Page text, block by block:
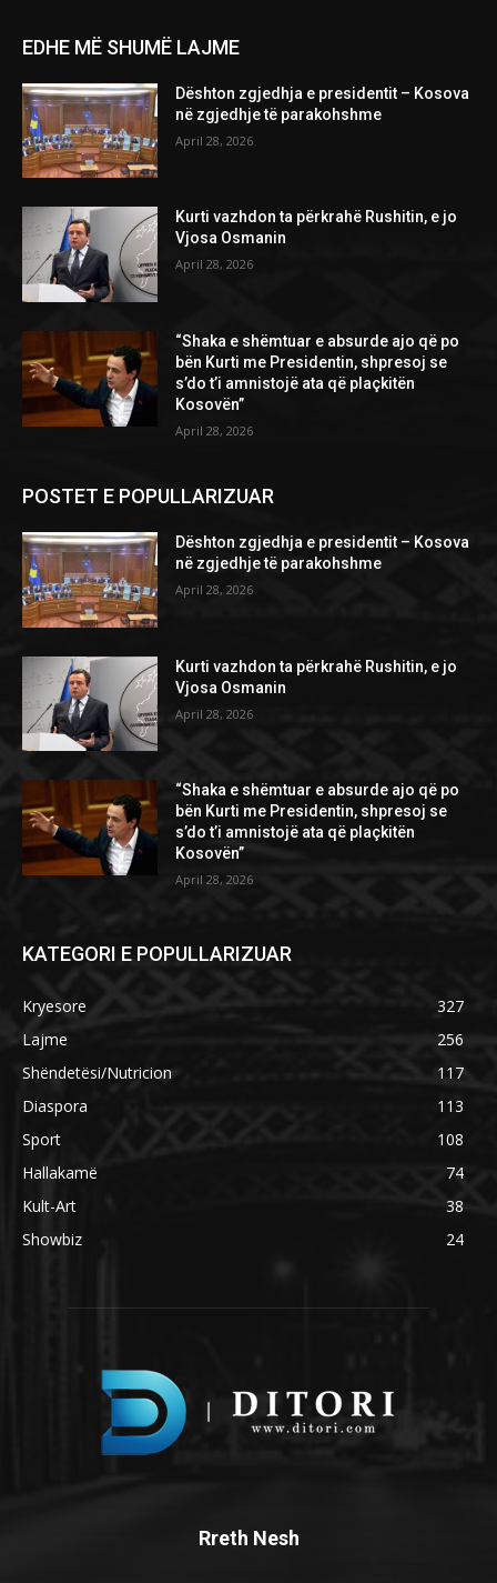
EDHE MË SHUMË LAJME
Dështon zgjedhja e presidentit – Kosova
në zgjedhje të parakohshme
April 28, 2026
Kurti vazhdon ta përkrahë Rushitin, e jo
Vjosa Osmanin
April 28, 2026
“Shaka e shëmtuar e absurde ajo që po
bën Kurti me Presidentin, shpresoj se
s’do t’i amnistojë ata që plaçkitën
Kosovën”
April 28, 2026
POSTET E POPULLARIZUAR
Dështon zgjedhja e presidentit – Kosova
në zgjedhje të parakohshme
April 28, 2026
Kurti vazhdon ta përkrahë Rushitin, e jo
Vjosa Osmanin
April 28, 2026
“Shaka e shëmtuar e absurde ajo që po
bën Kurti me Presidentin, shpresoj se
s’do t’i amnistojë ata që plaçkitën
Kosovën”
April 28, 2026
KATEGORI E POPULLARIZUAR
Kryesore
327
Lajme
256
Shëndetësi/Nutricion
117
Diaspora
113
Sport
108
Hallakamë
74
Kult-Art
38
Showbiz
24
Rreth Nesh